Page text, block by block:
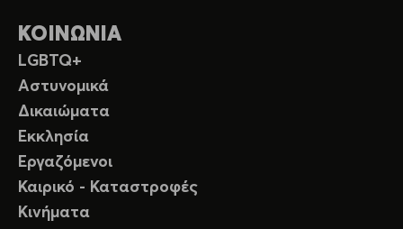
ΚΟΙΝΩΝΙΑ
LGBTQ+
Αστυνομικά
Δικαιώματα
Εκκλησία
Εργαζόμενοι
Καιρικό - Καταστροφές
Κινήματα